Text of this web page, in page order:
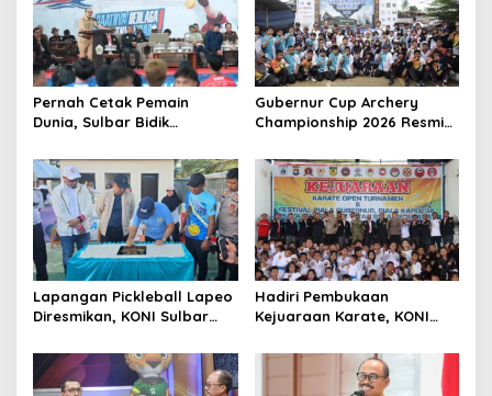
i
g
a
t
i
o
n
Pernah Cetak Pemain
Dunia, Sulbar Bidik
Liga Regional Sulawesi
Gubernur Cup Archery
Championship 2026 Resmi
Berlaga
Lapangan Pickleball Lapeo
Diresmikan, KONI Sulbar
Diminati Masyarakat
Hadiri Pembukaan
Kejuaraan Karate, KONI
Atlet Berprestasi Sulbar